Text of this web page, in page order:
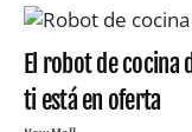
El robot de cocina
ti está en oferta